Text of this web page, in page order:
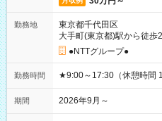
勤務地
東京都千代田区
大手町(東京都)駅から徒歩
●NTTグループ●
勤務時間 ★9:00～17:30（休憩時間
期間 2026年9月～